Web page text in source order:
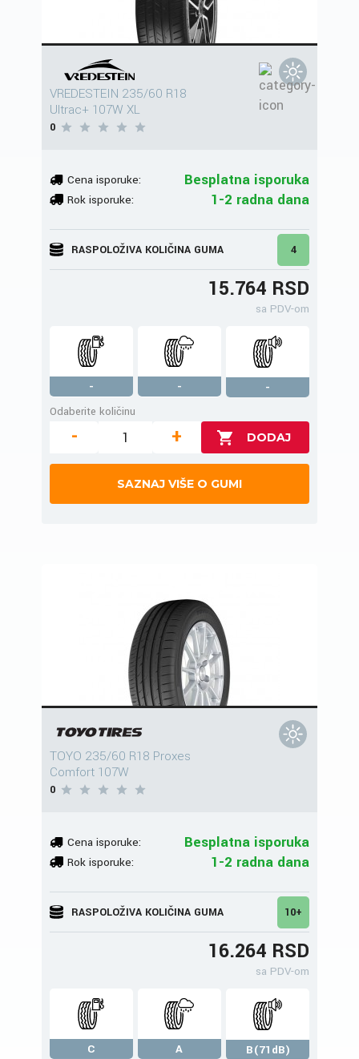
VREDESTEIN 235/60 R18
Ultrac+ 107W XL
0
Cena isporuke: Besplatna isporuka
Rok isporuke: 1-2 radna dana
RASPOLOŽIVA KOLIČINA GUMA 4
15.764 RSD
sa PDV-om
- -
-
Odaberite količinu
- +
SAZNAJ VIŠE O GUMI
TOYO 235/60 R18 Proxes
Comfort 107W
0
Cena isporuke: Besplatna isporuka
Rok isporuke: 1-2 radna dana
RASPOLOŽIVA KOLIČINA GUMA 10+
16.264 RSD
sa PDV-om
C A
B(71dB)